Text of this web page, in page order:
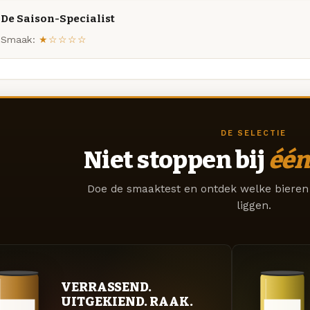
De Saison-Specialist
Smaak: ★☆☆☆☆
DE SELECTIE
Niet stoppen bij één
Doe de smaaktest en ontdek welke
liggen.
VERRASSEND.
UITGEKIEND. RAAK.